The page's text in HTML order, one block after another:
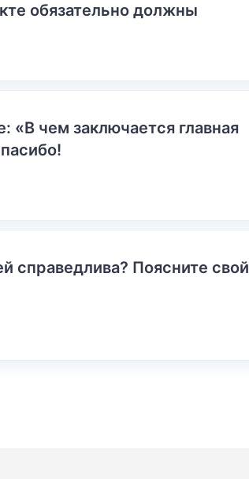
обязательно должны
«В чем заключается главная
справедлива? Поясните свой